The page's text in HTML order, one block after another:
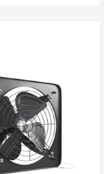
mỏ, hút mùi,
đến khu
chung với ống
cách hiện